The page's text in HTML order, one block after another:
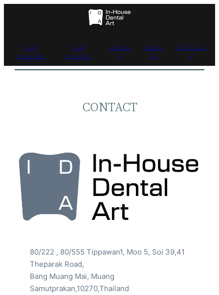
DLM
MAGAZINE
DLM
ACADEMY
CONTAC
T
ABOUT
ME
CERTIFICAT
E
CONTACT
80/222 , 80/555 Tippawan1, Moo 5, Soi 39,41
Theparak Road,
Bang Muang Mai, Muang
Samutprakan,10270,Thailand